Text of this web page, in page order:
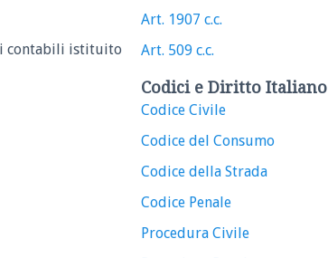
contabili istituito
Art. 1907 c.c.
Art. 509 c.c.
Codici e Diritto Italiano
Codice Civile
Codice del Consumo
Codice della Strada
Codice Penale
Procedura Civile